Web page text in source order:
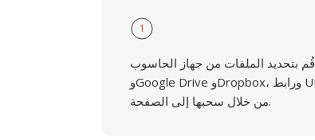
1
قُم بتحديد الملفات من جهاز الحاسوب
وGoogle Drive وDropbox، ورابط URL أو
من خلال سحبها إلى الصفحة.